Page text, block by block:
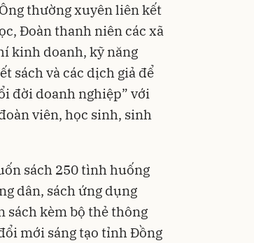
thường xuyên liên kết
Đoàn thanh niên các xã
kinh doanh, kỹ năng
sách và các dịch giả để
đời doanh nghiệp” với
viên, học sinh, sinh
sách 250 tình huống
dân, sách ứng dụng
sách kèm bộ thẻ thông
mới sáng tạo tỉnh Đồng